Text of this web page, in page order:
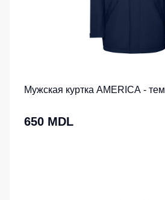
Мужская куртка AMERICA -
650 MDL